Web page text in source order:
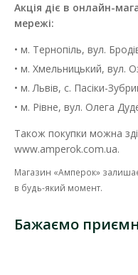
Акція діє в онлайн-
мережі:
• м. Тернопіль, вул.
• м. Хмельницький, вул.
• м. Львів, с. Пасіки-
• м. Рівне, вул. Олега
Також покупки можна
www.amperok.com.ua.
Магазин «Амперок»
в будь-який момент.
Бажаємо